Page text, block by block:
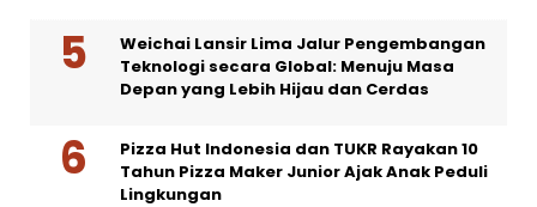
Weichai Lansir Lima Jalur Pengembangan
Teknologi secara Global: Menuju Masa
Depan yang Lebih Hijau dan Cerdas
Pizza Hut Indonesia dan TUKR Rayakan 10
Tahun Pizza Maker Junior Ajak Anak Peduli
Lingkungan